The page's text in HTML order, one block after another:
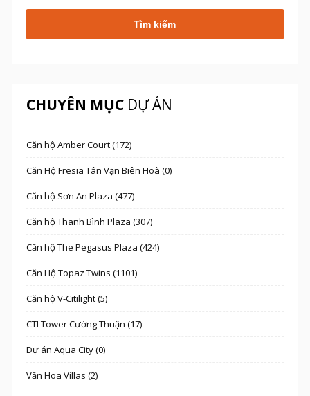
CHUYÊN MỤCDỰ ÁN
Căn hộ Amber Court (172)
Căn Hộ Fresia Tân Vạn Biên Hoà (0)
Căn hộ Sơn An Plaza (477)
Căn hộ Thanh Bình Plaza (307)
Căn hộ The Pegasus Plaza (424)
Căn Hộ Topaz Twins (1101)
Căn hộ V-Citilight (5)
CTI Tower Cường Thuận (17)
Dự án Aqua City (0)
Văn Hoa Villas (2)